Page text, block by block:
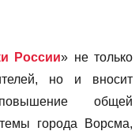
России» не только
но и вносит
общей
города Ворсма,